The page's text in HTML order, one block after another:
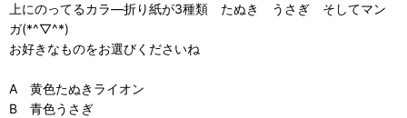
上にのってるカラ―折り紙が3種類 たぬき うさぎ そしてマン
ガ(*^▽^*)
お好きなものをお選びくださいね
A 黄色たぬきライオン
B 青色うさぎ